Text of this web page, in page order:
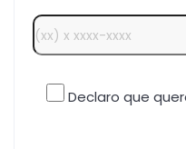
Declaro que